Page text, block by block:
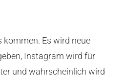
kommen. Es wird neue
Instagram wird für
und wahrscheinlich wird